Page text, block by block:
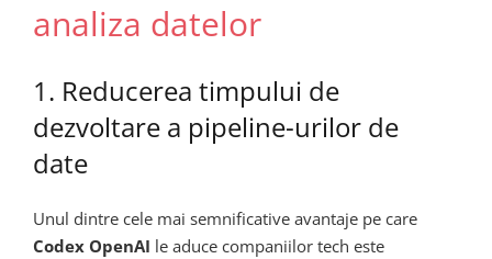
analiza datelor
1. Reducerea timpului de
dezvoltare a pipeline-urilor de
date
Unul dintre cele mai semnificative avantaje pe care
Codex OpenAI le aduce companiilor tech este